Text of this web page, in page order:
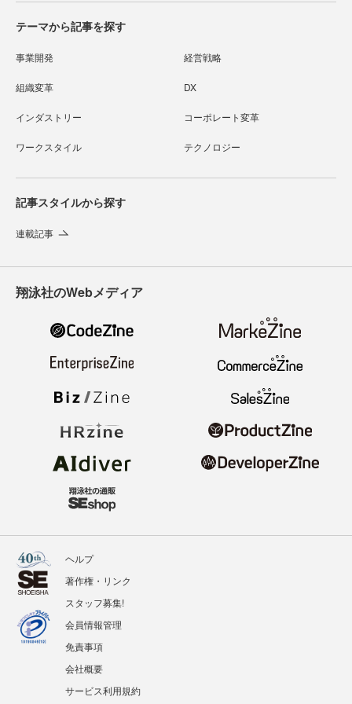
テーマから記事を探す
事業開発 経営戦略
組織変革 DX
インダストリー コーポレート変革
ワークスタイル テクノロジー
記事スタイルから探す
連載記事
翔泳社のWebメディア
ヘルプ
著作権・リンク
スタッフ募集!
会員情報管理
免責事項
会社概要
サービス利用規約